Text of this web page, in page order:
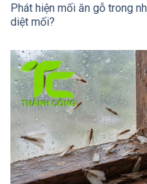
Phát hiện mối ăn gỗ trong
diệt mối?